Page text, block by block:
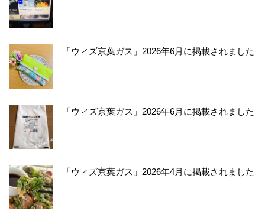
「ウィズ京葉ガス」2026年6月に掲載されました
「ウィズ京葉ガス」2026年6月に掲載されました
「ウィズ京葉ガス」2026年4月に掲載されました